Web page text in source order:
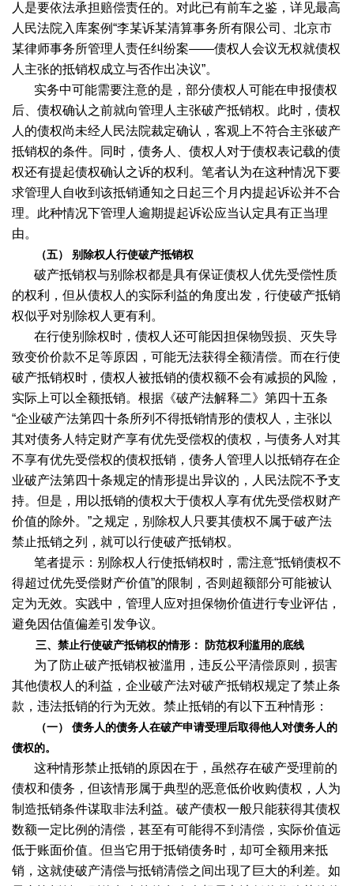
人是要依法承担赔偿责任的。对此已有前车之鉴，详见最高
人民法院入库案例“李某诉某清算事务所有限公司、北京市
某律师事务所管理人责任纠纷案——债权人会议无权就债权
人主张的抵销权成立与否作出决议”。
实务中可能需要注意的是，部分债权人可能在申报债权
后、债权确认之前就向管理人主张破产抵销权。此时，债权
人的债权尚未经人民法院裁定确认，客观上不符合主张破产
抵销权的条件。同时，债务人、债权人对于债权表记载的债
权还有提起债权确认之诉的权利。笔者认为在这种情况下要
求管理人自收到该抵销通知之日起三个月内提起诉讼并不合
理。此种情况下管理人逾期提起诉讼应当认定具有正当理
由。
（五） 别除权人行使破产抵销权
破产抵销权与别除权都是具有保证债权人优先受偿性质
的权利，但从债权人的实际利益的角度出发，行使破产抵销
权似乎对别除权人更有利。
在行使别除权时，债权人还可能因担保物毁损、灭失导
致变价价款不足等原因，可能无法获得全额清偿。而在行使
破产抵销权时，债权人被抵销的债权额不会有减损的风险，
实际上可以全额抵销。根据《破产法解释二》第四十五条
“企业破产法第四十条所列不得抵销情形的债权人，主张以
其对债务人特定财产享有优先受偿权的债权，与债务人对其
不享有优先受偿权的债权抵销，债务人管理人以抵销存在企
业破产法第四十条规定的情形提出异议的，人民法院不予支
持。但是，用以抵销的债权大于债权人享有优先受偿权财产
价值的除外。”之规定，别除权人只要其债权不属于破产法
禁止抵销之列，就可以行使破产抵销权。
笔者提示：别除权人行使抵销权时，需注意“抵销债权不
得超过优先受偿财产价值”的限制，否则超额部分可能被认
定为无效。实践中，管理人应对担保物价值进行专业评估，
避免因估值偏差引发争议。
三、禁止行使破产抵销权的情形： 防范权利滥用的底线
为了防止破产抵销权被滥用，违反公平清偿原则，损害
其他债权人的利益，企业破产法对破产抵销权规定了禁止条
款，违法抵销的行为无效。禁止抵销的有以下五种情形：
（一） 债务人的债务人在破产申请受理后取得他人对债务人的
债权的。
这种情形禁止抵销的原因在于，虽然存在破产受理前的
债权和债务，但该情形属于典型的恶意低价收购债权，人为
制造抵销条件谋取非法利益。破产债权一般只能获得其债权
数额一定比例的清偿，甚至有可能得不到清偿，实际价值远
低于账面价值。但当它用于抵销债务时，却可全额用来抵
销，这就使破产清偿与抵销清偿之间出现了巨大的利差。如